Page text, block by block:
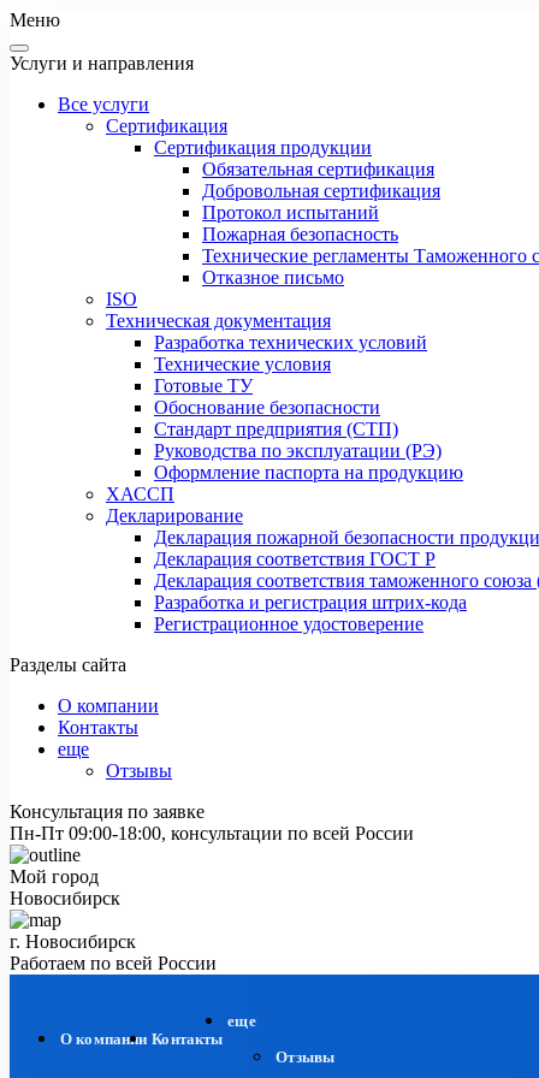
Меню
Услуги и направления
Все услуги
Сертификация
Сертификация продукции
Обязательная сертификация
Добровольная сертификация
Протокол испытаний
Пожарная безопасность
Технические регламенты Таможенного
Отказное письмо
ISO
Техническая документация
Разработка технических условий
Технические условия
Готовые ТУ
Обоснование безопасности
Стандарт предприятия (СТП)
Руководства по эксплуатации (РЭ)
Оформление паспорта на продукцию
ХАССП
Декларирование
Декларация пожарной безопасности
Декларация соответствия ГОСТ Р
Декларация соответствия таможенного
Разработка и регистрация штрих-кода
Регистрационное удостоверение
Разделы сайта
О компании
Контакты
еще
Отзывы
Консультация по заявке
Пн-Пт 09:00-18:00, консультации по всей России
Мой город
Новосибирск
г. Новосибирск
Работаем по всей России
О компании Контакты
еще
Отзывы